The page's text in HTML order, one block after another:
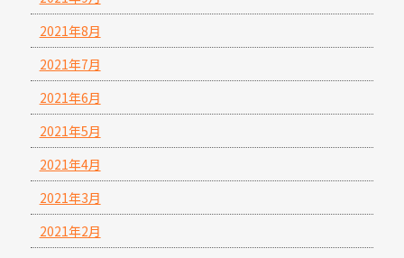
2021年8月
2021年7月
2021年6月
2021年5月
2021年4月
2021年3月
2021年2月